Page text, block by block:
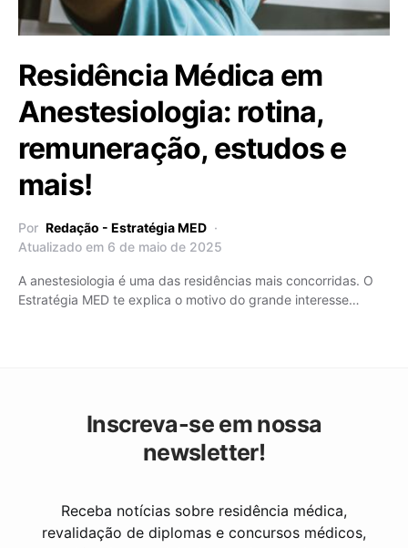
Residência Médica em
Anestesiologia: rotina,
remuneração, estudos e
mais!
Por Redação - Estratégia MED
Atualizado em 6 de maio de 2025
A anestesiologia é uma das residências mais concorridas. O
Estratégia MED te explica o motivo do grande interesse…
Inscreva-se em nossa
newsletter!
Receba notícias sobre residência médica,
revalidação de diplomas e concursos médicos,